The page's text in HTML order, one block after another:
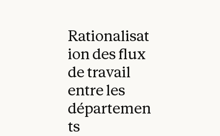
Rationalisat
ion des flux
de travail
entre les
départemen
ts